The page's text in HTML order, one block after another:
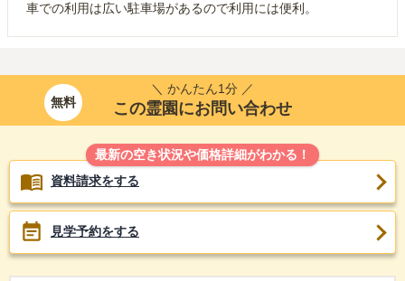
車での利用は広い駐車場があるので利用には便利。
無料
＼ かんたん1分 ／
この霊園にお問い合わせ
最新の空き状況や価格詳細がわかる！
資料請求をする
見学予約をする